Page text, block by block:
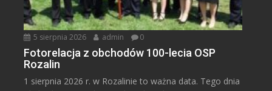
5 sierpnia 2026 admin 0
Fotorelacja z obchodów 100-lecia OSP
Rozalin
1 sierpnia 2026 r. w Rozalinie to ważna data. Tego dnia